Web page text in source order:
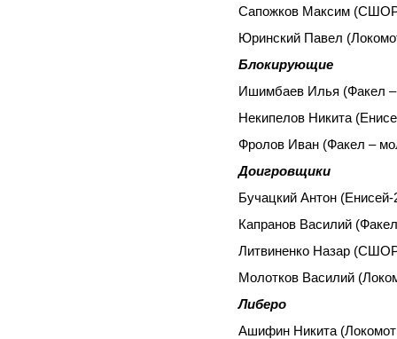
Сапожков Максим
Юринский Павел
Блокирующие
Ишимбаев Илья (Факел
Некипелов Никита
Фролов Иван (Факел –
Доигровщики
Бучацкий Антон (Енисей-
Капранов Василий
Литвиненко Назар
Молотков Василий
Либеро
Ашифин Никита